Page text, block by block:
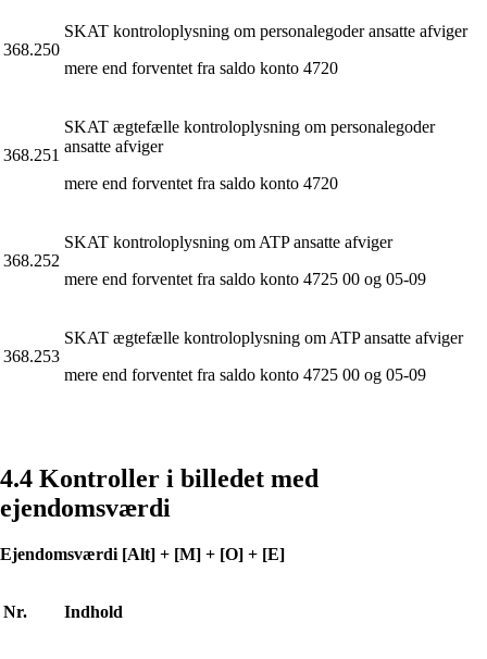
368.250
SKAT kontroloplysning om personalegoder ansatte afviger
mere end forventet fra saldo konto 4720
368.251
SKAT ægtefælle kontroloplysning om personalegoder
ansatte afviger
mere end forventet fra saldo konto 4720
368.252
SKAT kontroloplysning om ATP ansatte afviger
mere end forventet fra saldo konto 4725 00 og 05-09
368.253
SKAT ægtefælle kontroloplysning om ATP ansatte afviger
mere end forventet fra saldo konto 4725 00 og 05-09
4.4 Kontroller i billedet med
ejendomsværdi
Ejendomsværdi [Alt] + [M] + [O] + [E]
Nr. Indhold